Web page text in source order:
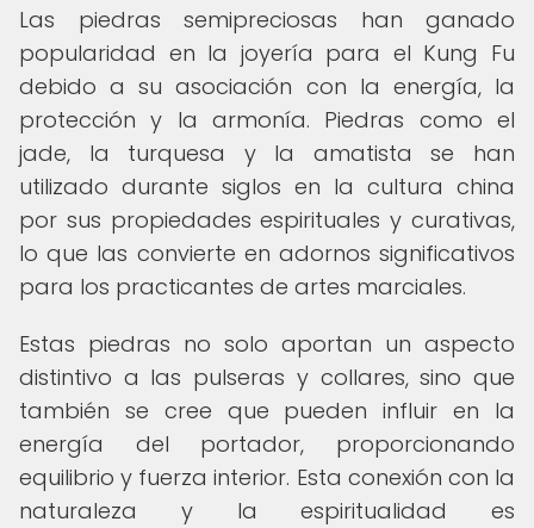
Las piedras semipreciosas han ganado
popularidad en la joyería para el Kung Fu
debido a su asociación con la energía, la
protección y la armonía. Piedras como el
jade, la turquesa y la amatista se han
utilizado durante siglos en la cultura china
por sus propiedades espirituales y curativas,
lo que las convierte en adornos significativos
para los practicantes de artes marciales.
Estas piedras no solo aportan un aspecto
distintivo a las pulseras y collares, sino que
también se cree que pueden influir en la
energía del portador, proporcionando
equilibrio y fuerza interior. Esta conexión con la
naturaleza y la espiritualidad es